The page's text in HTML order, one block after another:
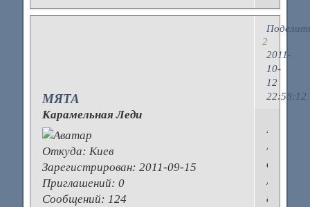
2
2011-
10-
12
22:58:12
МЯТА
Карамельная Леди
Откуда: Киев
Зарегистрирован: 2011-09-15
Приглашений: 0
Сообщений: 124
Моим
лет
8